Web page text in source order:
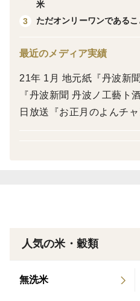
お米ソムリエが選んだ有機
■お米ソムリエ と 米・食味鑑
『この道40年のベテラン先
お米のプロが、土作りから
燥調整、管理、精米を行い
米は3人のプロによって管理
れるように考えています。
米
3
ただオンリーワンであるこ
最近のメディア実績
21年 1月 地元紙『丹波新
『丹波新聞 丹波ノ工藝ト
日放送『お正月のよんチ
人気の米・穀類
無洗米